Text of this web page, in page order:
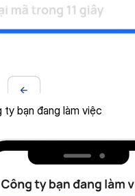
ty bạn đang làm việc